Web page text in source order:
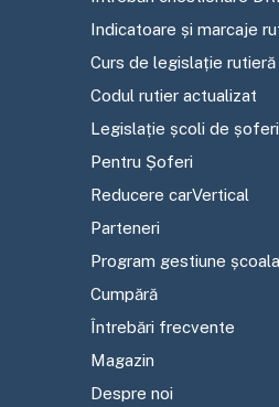
Indicatoare și marcaje
Curs de legislație rutieră
Codul rutier actualizat
Legislație școli de șoferi
Pentru Șoferi
Reducere carVertical
Parteneri
Program gestiune
Cumpără
Întrebări frecvente
Magazin
Despre noi